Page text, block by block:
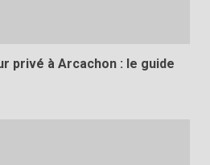
privé à Arcachon : le guide